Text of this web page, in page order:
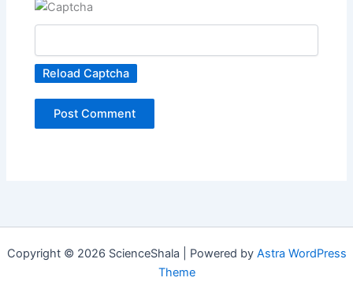
Reload Captcha
Copyright © 2026 ScienceShala | Powered by Astra WordPress
Theme